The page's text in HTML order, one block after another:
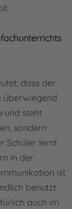
dass der
überwiegend
steht
sondern
Schüler lernt
in der
ist
benutzt
auch im